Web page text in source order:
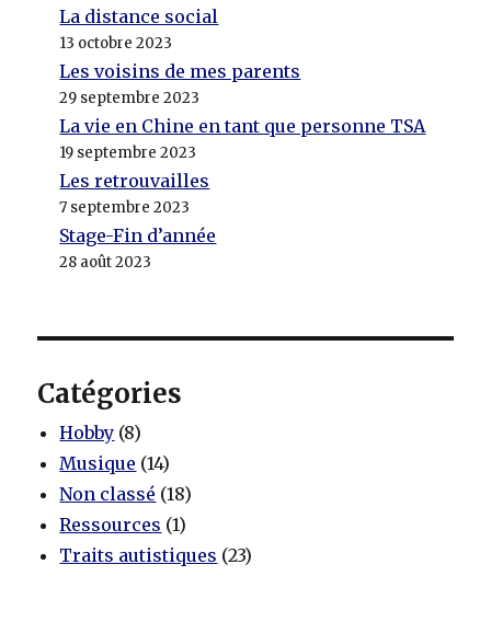
La distance social
13 octobre 2023
Les voisins de mes parents
29 septembre 2023
La vie en Chine en tant que personne TSA
19 septembre 2023
Les retrouvailles
7 septembre 2023
Stage-Fin d’année
28 août 2023
Catégories
Hobby (8)
Musique (14)
Non classé (18)
Ressources (1)
Traits autistiques (23)